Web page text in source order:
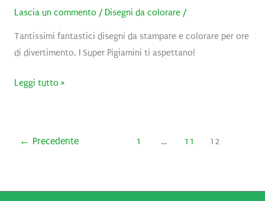
Lascia un commento / Disegni da colorare/
Tantissimi fantastici disegni da stampare e colorare per ore
di divertimento. I Super Pigiamini ti aspettano!
Disegni
Leggi tutto »
← Precedente 1 … 11 12